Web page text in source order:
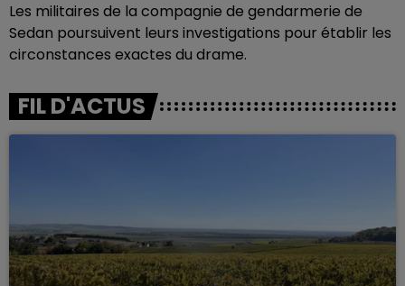
Les militaires de la compagnie de gendarmerie de
Sedan poursuivent leurs investigations pour établir les
circonstances exactes du drame.
FIL D'ACTUS